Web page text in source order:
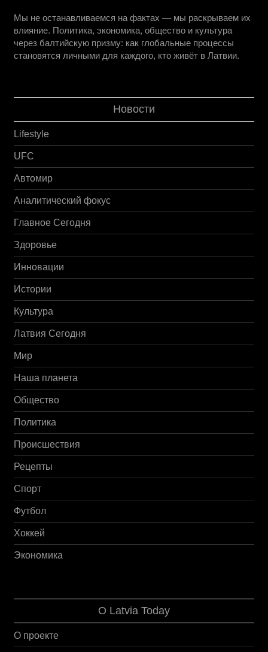
Мы не останавливаемся на фактах — мы раскрываем их
влияние. Политика, экономика, общество и культура
через балтийскую призму: как глобальные процессы
становятся личными для каждого, кто живёт в Латвии.
Новости
Lifestyle
UFC
Автомир
Аналитический фокус
Главное Сегодня
Здоровье
Инновации
Истории
Культура
Латвия Сегодня
Мир
Наша планета
Общество
Политика
Происшествия
Рецепты
Спорт
Футбол
Хоккей
Экономика
О Latvia Today
О проекте